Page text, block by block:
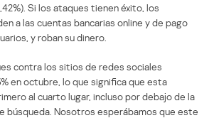
Si los ataques tienen éxito, los
a las cuentas bancarias online y de pago
y roban su dinero.
contra los sitios de redes sociales
en octubre, lo que significa que esta
al cuarto lugar, incluso por debajo de la
búsqueda. Nosotros esperábamos que este